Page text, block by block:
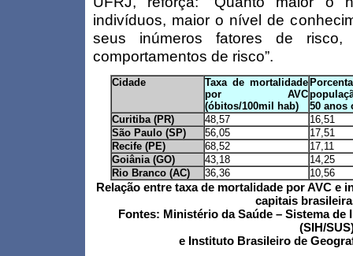
indivíduos, maior o nível de
seus inúmeros fatores de
comportamentos de risco”.
Cidade
Taxa de mortalidade
por AVC
(óbitos/100mil hab)
50 anos
Curitiba (PR)
48,57
16,51
São Paulo (SP)
56,05
17,51
Recife (PE)
68,52
17,11
Goiânia (GO)
43,18
14,25
Rio Branco (AC)
36,36 10,56
Relação entre taxa de mortalidade por AVC e
capitais
Fontes: Ministério da Saúde – Sistema
(SIH/
e Instituto Brasileiro de